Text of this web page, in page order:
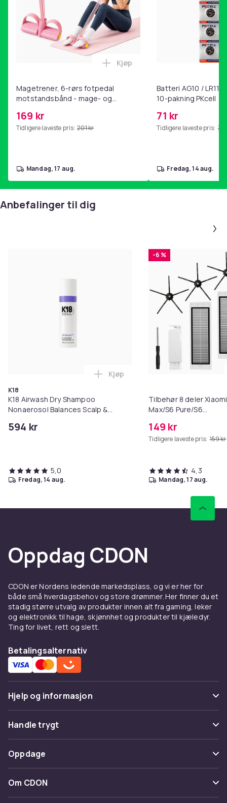
Magetrener, 6-rørs fotpedal
motstandsbånd - mage- og
hjemmegymnastikk Pink
169 kr
Tidligere laveste pris: 201 kr
Legg Magetrener, 6-rørs
Kjøp
mandag, 17 aug.
Batteri AG10 /
10-pakning PKcell
71 kr
Tidligere laveste pris: 76
fredag, 14 aug.
Anbefalinger til dig
K18
K18 Airwash Dry Shampoo
Nonaerosol Balances Scalp &
594 kr
Legg K18 Airwash Dry
Kjøp
5,0
fredag, 14 aug.
-6 %
Tilbehør 8 deler
Max/S6 Pure/S6
149 kr
Tidligere laveste pris: 159 kr
4,3
mandag, 17 aug.
Oppdag CDON
CDON er Nordens ledende markedsplass, og vi er her for
både små hverdagsbehov og store drømmer. Her finner du et
stadig større utvalg av produkter innen alt fra gaming, leker
og elektronikk til hage, skjønnhet og produkter til kjæledyr.
Ting for livet, rett og slett.
Betalingsalternativ
Hjelp og informasjon
Vanlige spørsmål
Spor pakke
Angre & returner her
Kontakt oss
Handle trygt
Betaling
Levering
Oppdage
Kategorier
Varemerker
Om CDON